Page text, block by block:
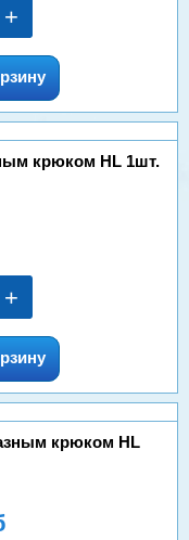
+
крюком HL 1шт.
+
крюком HL